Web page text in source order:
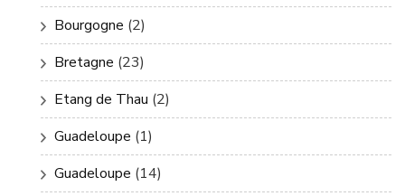
Bourgogne (2)
Bretagne (23)
Etang de Thau (2)
Guadeloupe (1)
Guadeloupe (14)